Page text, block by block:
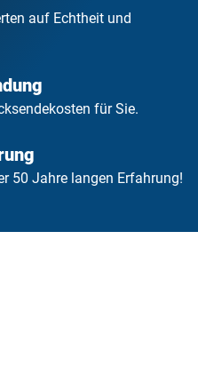
auf Echtheit und
für Sie.
50 Jahre langen Erfahrung!